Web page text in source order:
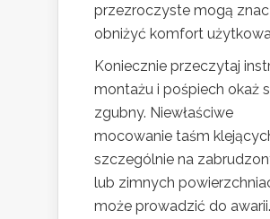
przezroczyste mogą
obniżyć komfort
Koniecznie przeczytaj
montażu i pośpiech okaż
zgubny. Niewłaściwe
mocowanie taśm
szczególnie na
lub zimnych
może prowadzić do awarii.